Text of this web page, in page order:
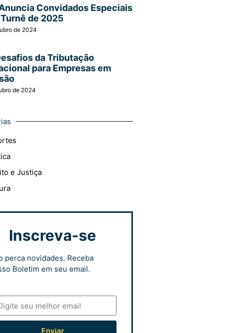
Convidados Especiais
de 2025
de 2024
da Tributação
para Empresas em
de 2024
e Justiça
Inscreva-se
perca novidades. Receba
Boletim em seu email.
Enviar